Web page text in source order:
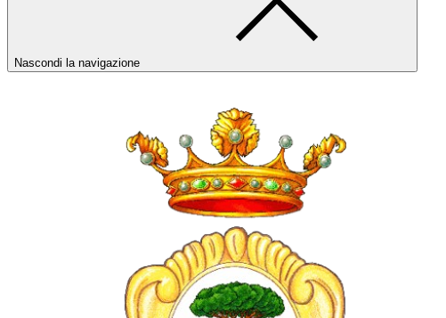
Nascondi la navigazione